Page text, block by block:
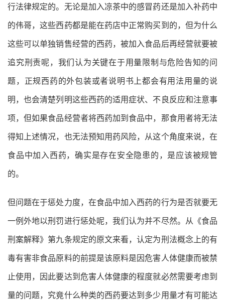
行法律规定的。无论是加入凉茶中的感冒药还是加入补药中
的伟哥，这些西药都是能在药店中正常购买到的，但为什么
这些可以单独销售经营的西药，被加入食品后再经营就要被
追究刑责呢，我们认为关键在于用量限制与危险告知的问
题，正规西药的外包装或者说明书上都会有用法用量的说
明，也会清楚列明这些西药的适用症状、不良反应和注意事
项，但如果食品经营者将西药加到食品中，那食用者将无法
得知上述情况，也无法预知用药风险，从这个角度来说，在
食品中加入西药，确实是存在安全隐患的，是应该被规管
的。
但问题在于惩处力度，在食品中加入西药的行为是否就要无
一例外地以刑罚进行惩处呢，我们认为并不尽然。从《食品
刑案解释》第九条规定的原文来看，认定为刑法概念上的有
毒有害非食品原料的前提是该原料是因危害人体健康而被禁
止使用，因此要达到危害人体健康的程度就必然需要考虑到
量的问题，究竟什么种类的西药要达到多少用量才有可能达